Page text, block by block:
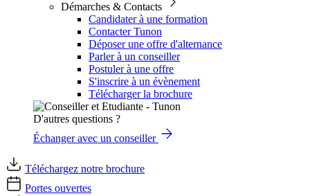
Démarches & Contacts
Candidater à une formation
Contacter Tunon
Déposer une offre d'alternance
Parler à un conseiller
Postuler à une offre
S'inscrire à un évènement
Télécharger la brochure
D'autres questions ?
Échanger avec un conseiller
Téléchargez notre brochure
Portes ouvertes